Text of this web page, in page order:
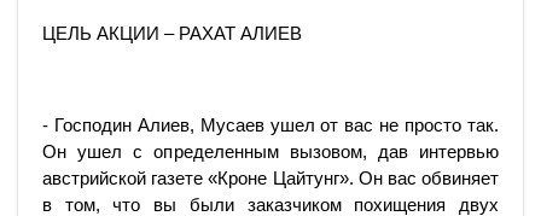
ЦЕЛЬ АКЦИИ – РАХАТ АЛИЕВ
- Господин Алиев, Мусаев ушел от вас не просто так.
Он ушел с определенным вызовом, дав интервью
австрийской газете «Кроне Цайтунг». Он вас обвиняет
в том, что вы были заказчиком похищения двух